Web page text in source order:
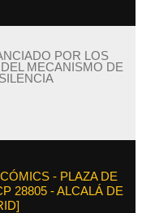
POR LOS
MECANISMO DE
- PLAZA DE
28805 - ALCALÁ DE